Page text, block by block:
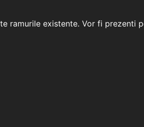
ramurile existente. Vor fi prezenti